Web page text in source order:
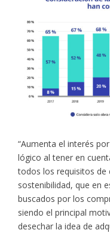
“Aumenta el interés
lógico al tener en
todos los requisitos de
sostenibilidad, que en
buscados por los
siendo el principal
desechar la idea de